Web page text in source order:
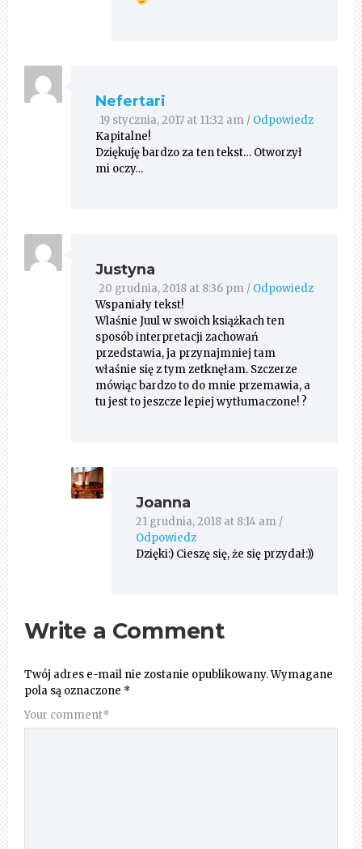
Nefertari
19 stycznia, 2017 at 11:32 am / Odpowiedz
Kapitalne!
Dziękuję bardzo za ten tekst… Otworzył
mi oczy…
Justyna
20 grudnia, 2018 at 8:36 pm / Odpowiedz
Wspaniały tekst!
Wlaśnie Juul w swoich książkach ten
sposób interpretacji zachowań
przedstawia, ja przynajmniej tam
właśnie się z tym zetknęłam. Szczerze
mówiąc bardzo to do mnie przemawia, a
tu jest to jeszcze lepiej wytłumaczone! ?
Joanna
21 grudnia, 2018 at 8:14 am /
Odpowiedz
Dzięki:) Cieszę się, że się przydał:))
Write a Comment
Twój adres e-mail nie zostanie opublikowany.Wymagane
pola są oznaczone *
Your comment*